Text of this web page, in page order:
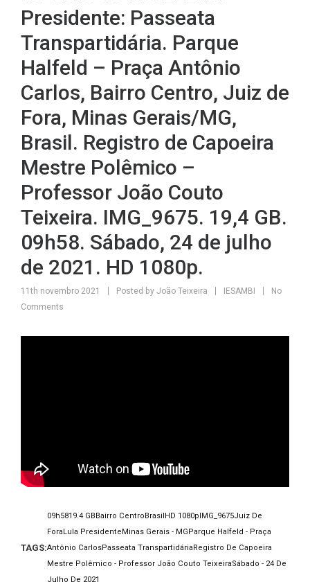
Presidente: Passeata
Transpartidária. Parque
Halfeld – Praça Antônio
Carlos, Bairro Centro, Juiz de
Fora, Minas Gerais/MG,
Brasil. Registro de Capoeira
Mestre Polêmico –
Professor João Couto
Teixeira. IMG_9675. 19,4 GB.
09h58. Sábado, 24 de julho
de 2021. HD 1080p.
11th novembro 2021 Posted by João Teixeira IESAMBI
No
Comments
TAGS:
09h5819.4 GB Bairro Centro Brasil HD 1080p IMG_9675Juiz De
Fora Lula Presidente Minas Gerais - MG Parque Halfeld - Praça
Antônio CarlosPasseata Transpartidária Registro De Capoeira
Mestre Polêmico - Professor João Couto TeixeiraSábado - 24 De
Julho De 2021